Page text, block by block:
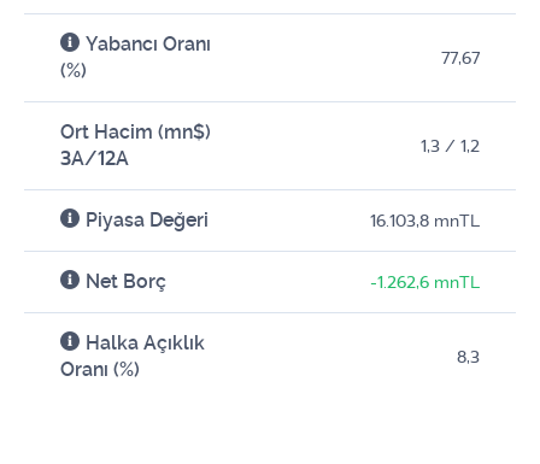
Yabancı Oranı
(%)
77,67
Ort Hacim (mn$)
3A/12A
1,3 / 1,2
Piyasa Değeri 16.103,8 mnTL
Net Borç -1.262,6 mnTL
Halka Açıklık
Oranı (%)
8,3